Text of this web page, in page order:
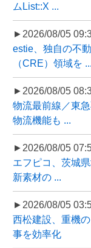
ムList::X ...
►2026/08/05
estie、独自の不
（CRE）領域を ...
►2026/08/05
物流最前線／東
物流機能も ...
►2026/08/05
エフピコ、茨城
新素材の ...
►2026/08/05
西松建設、重機
事を効率化